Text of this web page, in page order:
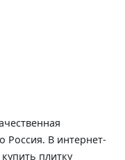
Россия. В интернет-
плитку